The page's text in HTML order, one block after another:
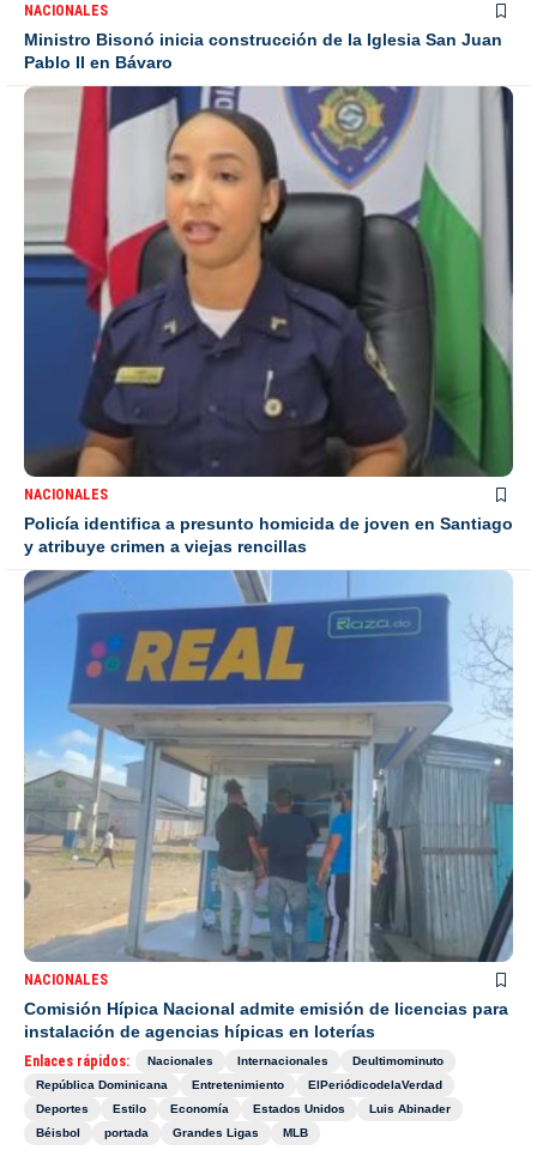
NACIONALES
Ministro Bisonó inicia construcción de la Iglesia San Juan
Pablo II en Bávaro
NACIONALES
Policía identifica a presunto homicida de joven en Santiago
y atribuye crimen a viejas rencillas
NACIONALES
Comisión Hípica Nacional admite emisión de licencias para
instalación de agencias hípicas en loterías
Enlaces rápidos: Nacionales Internacionales
Deultimominuto
República Dominicana
Entretenimiento
ElPeriódicodelaVerdad
Deportes
Estilo Economía Estados Unidos
Luis Abinader
Béisbol
portada Grandes Ligas MLB